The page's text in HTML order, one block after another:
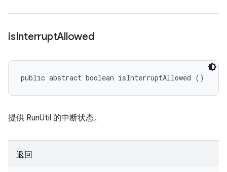
isInterruptAllowed
public abstract boolean isInterruptAllowed ()
提供 RunUtil 的中断状态。
返回